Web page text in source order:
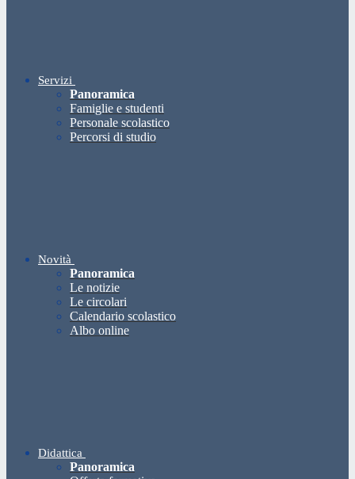
Servizi
Panoramica
Famiglie e studenti
Personale scolastico
Percorsi di studio
Novità
Panoramica
Le notizie
Le circolari
Calendario scolastico
Albo online
Didattica
Panoramica